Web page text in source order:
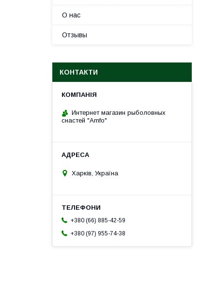
О нас
Отзывы
КОНТАКТИ
Интернет магазин рыболовных
снастей "Amfo"
Харків, Україна
+380 (66) 885-42-59
+380 (97) 955-74-38